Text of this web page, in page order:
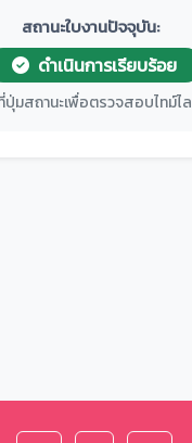
สถานะใบงานปัจจุบัน:
ดำเนินการเรียบร้อย
มสถานะเพื่อตรวจสอบไทม์ไ